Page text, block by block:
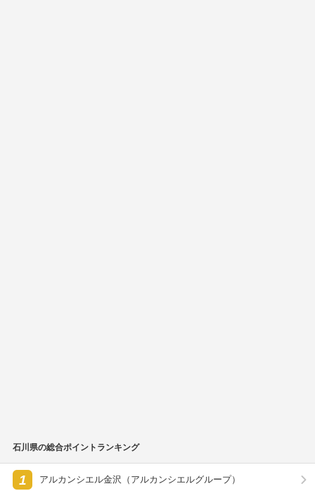
石川県の総合ポイントランキング
1 アルカンシエル金沢（アルカンシエルグループ）